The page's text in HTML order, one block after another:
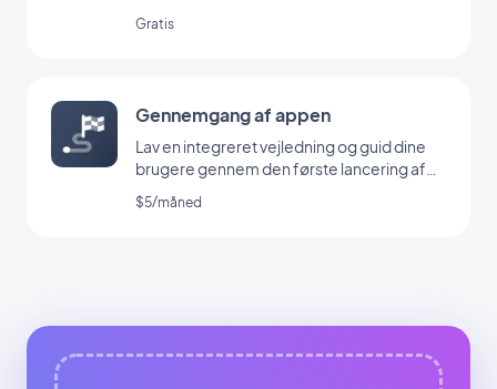
Gratis
Gennemgang af appen
Lav en integreret vejledning og guid dine
brugere gennem den første lancering af
din app
$5/måned